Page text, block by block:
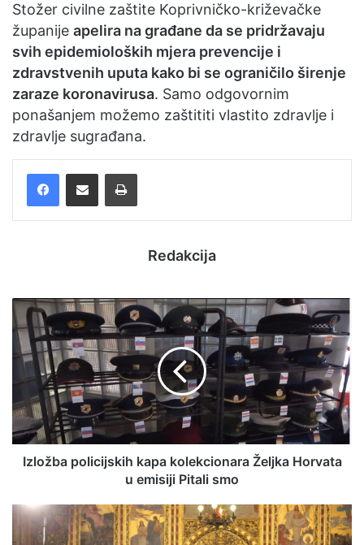
Stožer civilne zaštite Koprivničko-križevačke
županije apelira na građane da se pridržavaju
svih epidemioloških mjera prevencije i
zdravstvenih uputa kako bi se ograničilo širenje
zaraze koronavirusa. Samo odgovornim
ponašanjem možemo zaštititi vlastito zdravlje i
zdravlje sugrađana.
FacebookPodijelite putem e-pošte Ispis
Redakcija
Izložba policijskih kapa kolekcionara Željka Horvata
u emisiji Pitali smo